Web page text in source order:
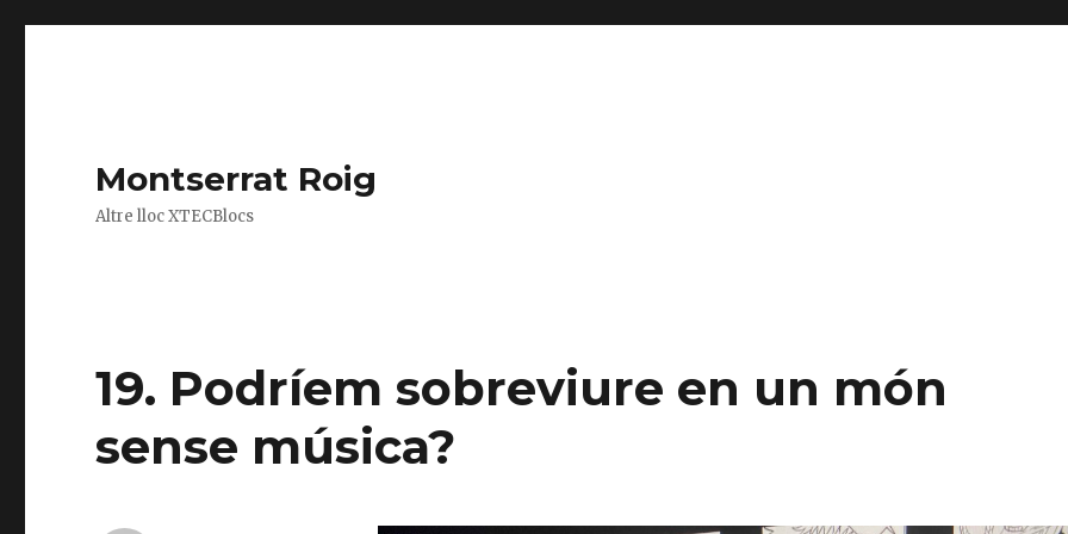
Montserrat Roig
Altre lloc XTECBlocs
19. Podríem sobreviure en un món
sense música?